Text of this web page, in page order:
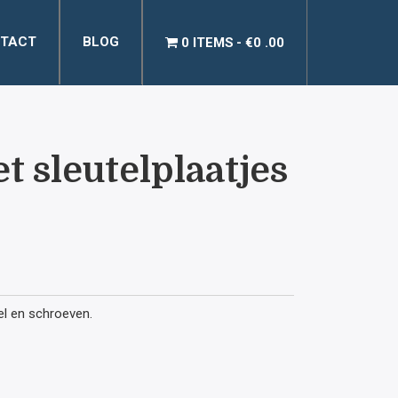
BLOG 0 ITEMS €0 .00
sleutelplaatjes
en schroeven.